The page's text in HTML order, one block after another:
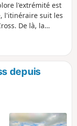
l'extrémité est
l'itinéraire suit les
De là, la
Roger.
depuis